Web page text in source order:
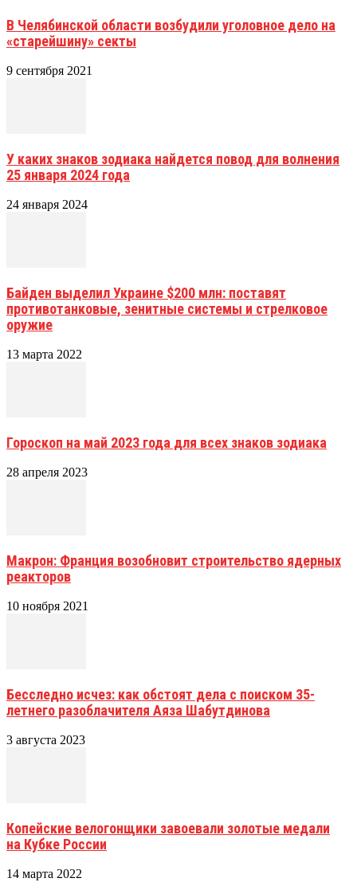
В Челябинской области возбудили уголовное дело на
«старейшину» секты
9 сентября 2021
У каких знаков зодиака найдется повод для волнения
25 января 2024 года
24 января 2024
Байден выделил Украине $200 млн: поставят
противотанковые, зенитные системы и стрелковое
оружие
13 марта 2022
Гороскоп на май 2023 года для всех знаков зодиака
28 апреля 2023
Макрон: Франция возобновит строительство ядерных
реакторов
10 ноября 2021
Бесследно исчез: как обстоят дела с поиском 35-
летнего разоблачителя Аяза Шабутдинова
3 августа 2023
Копейские велогонщики завоевали золотые медали
на Кубке России
14 марта 2022